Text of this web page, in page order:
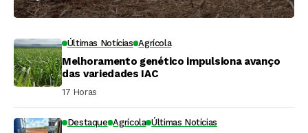
Últimas Notícias Agrícola
Melhoramento genético impulsiona avanço
das variedades IAC
17 Horas ⁮
Destaque Agrícola Últimas Notícias